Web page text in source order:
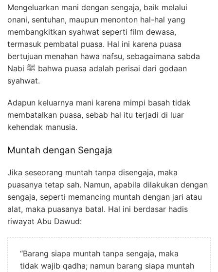
Mengeluarkan mani dengan sengaja, baik melalui
onani, sentuhan, maupun menonton hal-hal yang
membangkitkan syahwat seperti film dewasa,
termasuk pembatal puasa. Hal ini karena puasa
bertujuan menahan hawa nafsu, sebagaimana sabda
Nabi ﷺ bahwa puasa adalah perisai dari godaan
syahwat.
Adapun keluarnya mani karena mimpi basah tidak
membatalkan puasa, sebab hal itu terjadi di luar
kehendak manusia.
Muntah dengan Sengaja
Jika seseorang muntah tanpa disengaja, maka
puasanya tetap sah. Namun, apabila dilakukan dengan
sengaja, seperti memancing muntah dengan jari atau
alat, maka puasanya batal. Hal ini berdasar hadis
riwayat Abu Dawud:
“Barang siapa muntah tanpa sengaja, maka
tidak wajib qadha; namun barang siapa muntah